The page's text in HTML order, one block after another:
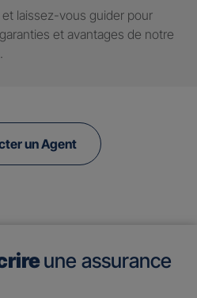
laissez-vous guider pour
et avantages de notre
un Agent
une assurance